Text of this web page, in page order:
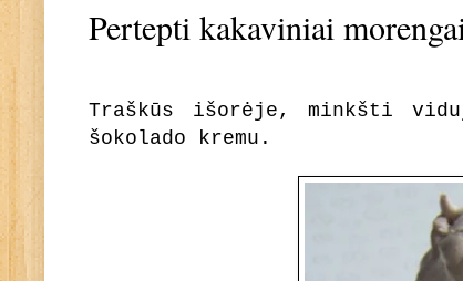
Pertepti kakaviniai
Traškūs išorėje, minkšti
šokolado kremu.